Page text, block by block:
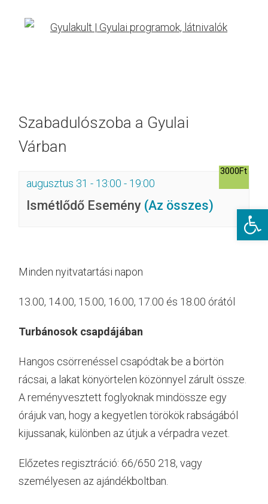
Szabadulószoba a Gyulai
Várban
augusztus 31 - 13:00 - 19:00
Ismétlődő Esemény (Az összes)
3000Ft
Minden nyitvatartási napon
13.00, 14.00, 15.00, 16.00, 17.00 és 18.00 órától
Turbánosok csapdájában
Hangos csörrenéssel csapódtak be a börtön
rácsai, a lakat könyörtelen közönnyel zárult össze.
A reményvesztett foglyoknak mindössze egy
órájuk van, hogy a kegyetlen törökök rabságából
kijussanak, különben az útjuk a vérpadra vezet.
Előzetes regisztráció: 66/650 218, vagy
személyesen az ajándékboltban.